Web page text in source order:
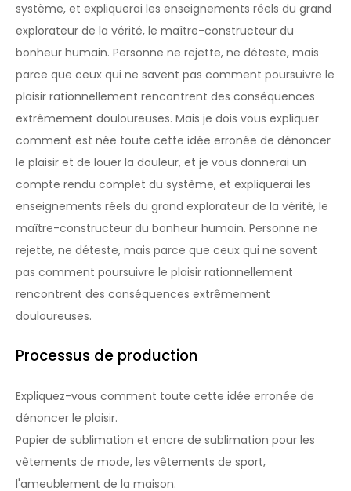
système, et expliquerai les enseignements réels du grand
explorateur de la vérité, le maître-constructeur du
bonheur humain. Personne ne rejette, ne déteste, mais
parce que ceux qui ne savent pas comment poursuivre le
plaisir rationnellement rencontrent des conséquences
extrêmement douloureuses. Mais je dois vous expliquer
comment est née toute cette idée erronée de dénoncer
le plaisir et de louer la douleur, et je vous donnerai un
compte rendu complet du système, et expliquerai les
enseignements réels du grand explorateur de la vérité, le
maître-constructeur du bonheur humain. Personne ne
rejette, ne déteste, mais parce que ceux qui ne savent
pas comment poursuivre le plaisir rationnellement
rencontrent des conséquences extrêmement
douloureuses.
Processus de production
Expliquez-vous comment toute cette idée erronée de
dénoncer le plaisir.
Papier de sublimation et encre de sublimation pour les
vêtements de mode, les vêtements de sport,
l'ameublement de la maison.